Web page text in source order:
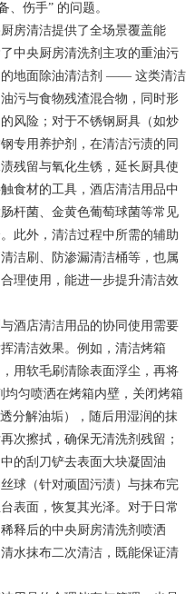
、伤手” 的问题。
房清洁提供了全场景覆盖能
中央厨房清洗剂主攻的重油污
的地面除油清洁剂 —— 这类清洁
污与食物残渣混合物，同时形
风险；对于不锈钢厨具（如炒
专用养护剂，在清洁污渍的同
残留与氧化生锈，延长厨具使
食材的工具，酒店清洁用品中
杆菌、金黄色葡萄球菌等常见
此外，清洁过程中所需的辅助
洁刷、防渗漏清洁桶等，也属
理使用，能进一步提升清洁效
酒店清洁用品的协同使用需要
清洁效果。例如，清洁烤箱
用软毛刷清除表面浮尘，再将
均匀喷洒在烤箱内壁，关闭烤箱
分解油垢），随后用湿润的抹
次擦拭，确保无清洗剂残留；
的刮刀铲去表面大块凝固油
球（针对顽固污渍）与抹布完
表面，恢复其光泽。对于日常
释后的中央厨房清洗剂喷洒
水抹布二次清洁，既能保证清